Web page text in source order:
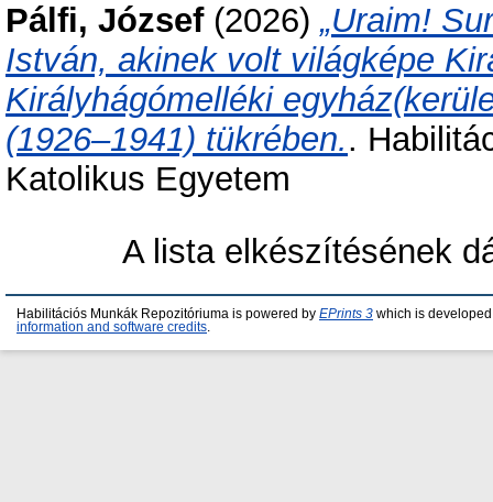
Pálfi, József(2026)„Uraim!
István, akinek volt világképe
Királyhágómelléki
(1926–1941) tükrében..
Katolikus Egyetem
A lista elkészítésének
Habilitációs Munkák Repozitóriuma is powered by EPrints 3 which is
information and software credits